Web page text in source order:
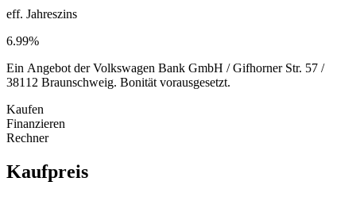
eff. Jahreszins
6.99%
Ein Angebot der Volkswagen Bank GmbH / Gifhorner Str. 57 /
38112 Braunschweig. Bonität vorausgesetzt.
Kaufen
Finanzieren
Rechner
Kaufpreis